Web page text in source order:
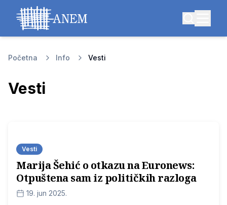
Početna Info Vesti
Vesti
Vesti
Marija Šehić o otkazu na Euronews:
Otpuštena sam iz političkih razloga
19. jun 2025.